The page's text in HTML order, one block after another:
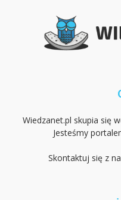
Wiedzanet.pl skupia się
Jesteśmy
Skontaktuj się z